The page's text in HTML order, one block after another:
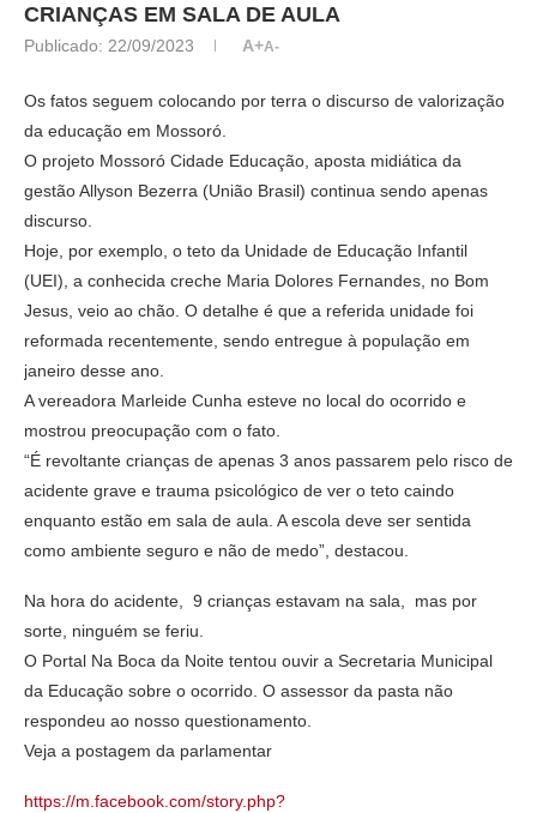
CRIANÇAS EM SALA DE AULA
Publicado: 22/09/2023 A+A-
Os fatos seguem colocando por terra o discurso de valorização
da educação em Mossoró.
O projeto Mossoró Cidade Educação, aposta midiática da
gestão Allyson Bezerra (União Brasil) continua sendo apenas
discurso.
Hoje, por exemplo, o teto da Unidade de Educação Infantil
(UEI), a conhecida creche Maria Dolores Fernandes, no Bom
Jesus, veio ao chão. O detalhe é que a referida unidade foi
reformada recentemente, sendo entregue à população em
janeiro desse ano.
A vereadora Marleide Cunha esteve no local do ocorrido e
mostrou preocupação com o fato.
“É revoltante crianças de apenas 3 anos passarem pelo risco de
acidente grave e trauma psicológico de ver o teto caindo
enquanto estão em sala de aula. A escola deve ser sentida
como ambiente seguro e não de medo”, destacou.
Na hora do acidente, 9 crianças estavam na sala, mas por
sorte, ninguém se feriu.
O Portal Na Boca da Noite tentou ouvir a Secretaria Municipal
da Educação sobre o ocorrido. O assessor da pasta não
respondeu ao nosso questionamento.
Veja a postagem da parlamentar
https://m.facebook.com/story.php?